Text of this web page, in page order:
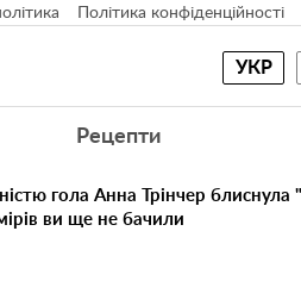
Політика конфіденційності
УКР
Рецепти
гола Анна Трінчер
ви ще не бачили